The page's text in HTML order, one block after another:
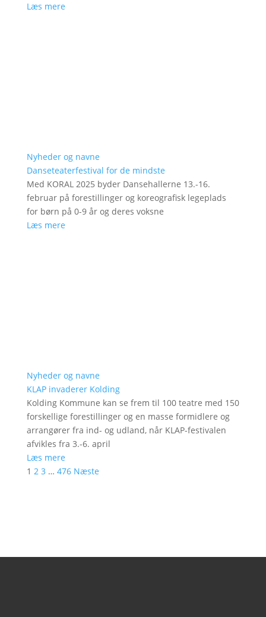
Læs mere
Nyheder og navne
Danseteaterfestival for de mindste
Med KORAL 2025 byder Dansehallerne 13.-16.
februar på forestillinger og koreografisk legeplads
for børn på 0-9 år og deres voksne
Læs mere
Nyheder og navne
KLAP invaderer Kolding
Kolding Kommune kan se frem til 100 teatre med 150
forskellige forestillinger og en masse formidlere og
arrangører fra ind- og udland, når KLAP-festivalen
afvikles fra 3.-6. april
Læs mere
1 2 3 … 476 Næste